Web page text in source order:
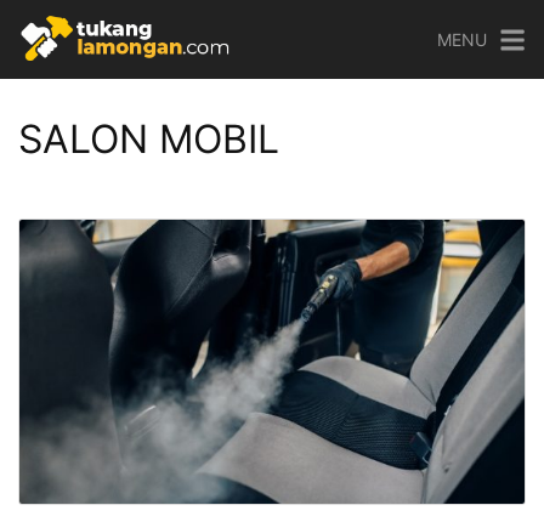
content
MENU
SALON MOBIL